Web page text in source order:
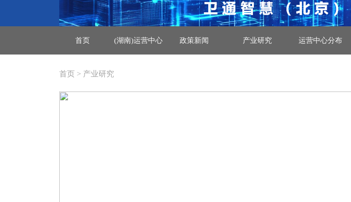
首页 (湖南)运营中心 政策新闻 产业研究 运营中心分布
首页 > 产业研究